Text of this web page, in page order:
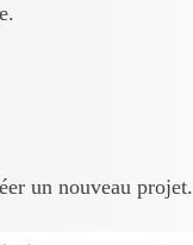
un nouveau projet.